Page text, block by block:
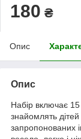
180 ₴
Опис
Опис
Набір включає 15
знайомлять
запропонованих